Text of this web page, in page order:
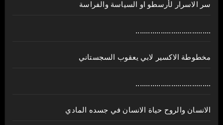
سر الاسرار لأرسطو او السياسة والفراسة
....................................
مخطوطة الاكسير لابي يعقوب السجستاني
....................................
الانسان والروح حياة الانسان في جسده المادي